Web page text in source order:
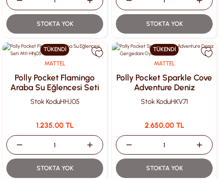
STOKTA YOK STOKTA YOK
TÜKENDİ
MATTEL
Polly Pocket Flamingo
Araba Su Eğlencesi Seti
Mtl-Hhj05
Stok KoduHHJ05
1.235,00 TL
STOKTA YOK
TÜKENDİ
MATTEL
Polly Pocket Sparkle Cove
Adventure Deniz
Gergedanı Oyun Seti
Stok KoduHKV71
2.650,00 TL
STOKTA YOK